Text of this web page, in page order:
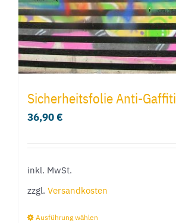
Sicherheitsfolie Anti-Gaffiti
36,90€
inkl. MwSt.
zzgl. Versandkosten
Ausführung wählen